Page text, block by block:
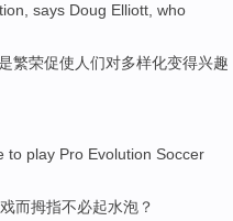
says Doug Elliott , who
繁荣促使 人们对多样化变得兴趣
to play Pro Evolution Soccer
而拇指不必起水泡？